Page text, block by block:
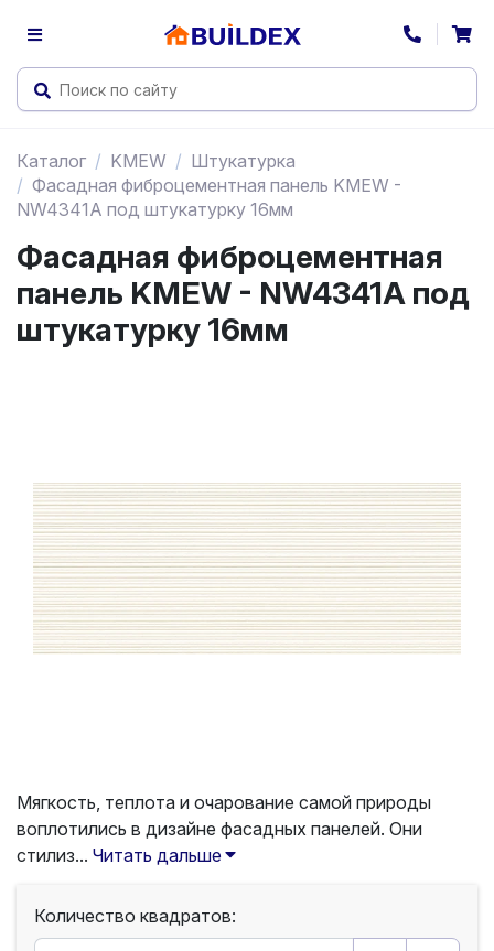
Каталог KMEW
Штукатурка
Фасадная фиброцементная панель KMEW -
NW4341A под штукатурку 16мм
Фасадная фиброцементная
панель KMEW - NW4341A под
штукатурку 16мм
Мягкость, теплота и очарование самой природы
воплотились в дизайне фасадных панелей. Они
стилиз... Читать дальше
Количество квадратов: